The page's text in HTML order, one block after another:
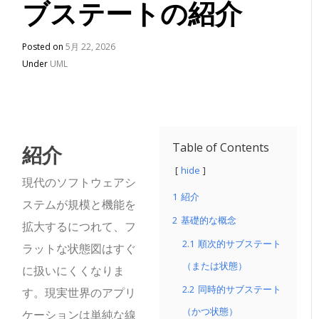
ブステートの紹介
Posted on5月 22, 2026
Under UML
Table of Contents
hide
1 紹介
2 基礎的な概念
2.1 順次的サブステート
（または状態）
2.2 同時的サブステート
（かつ状態）
紹介
現代のソフトウェアシ
ステムが規模と機能を
拡大するにつれて、フ
ラットな状態図はすぐ
に扱いにくくなりま
す。現実世界のアプリ
ケーションは単純な線